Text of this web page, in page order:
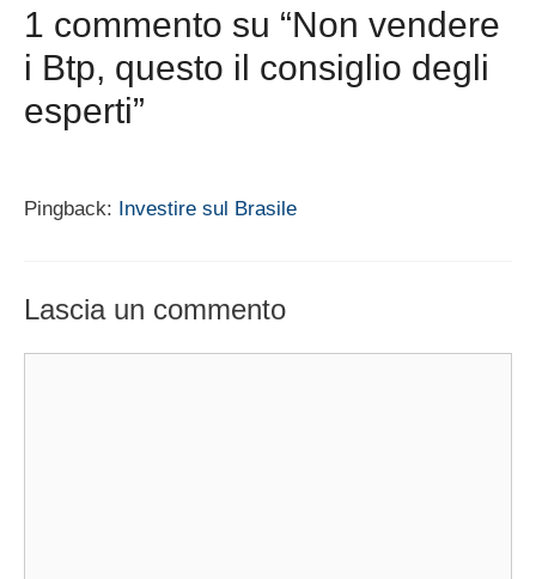
1 commento su “Non vendere
i Btp, questo il consiglio degli
esperti”
Pingback: Investire sul Brasile
Lascia un commento